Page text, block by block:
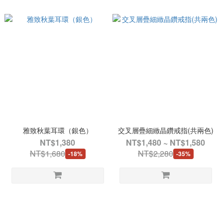
雅致秋葉耳環（銀色）
NT$1,380
NT$1,680 -18%
交叉層疊細緻晶鑽戒指(共兩色)
NT$1,480 ~ NT$1,580
NT$2,280 -35%